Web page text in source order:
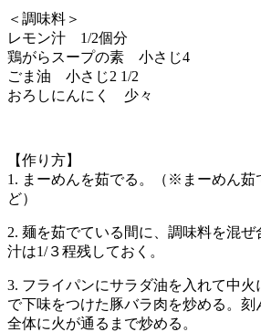
＜調味料＞
レモン汁 1/2個分
鶏がらスープの素 小さじ4
ごま油 小さじ2 1/2
おろしにんにく 少々
【作り方】
1. まーめんを茹でる。（※まーめん茹
ど）
2. 麺を茹でている間に、調味料を混
汁は1/３程残しておく。
3. フライパンにサラダ油を入れて中火
で下味をつけた豚バラ肉を炒める。刻
全体に火が通るまで炒める。